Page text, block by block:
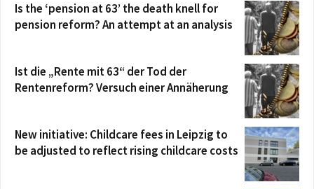
Is the ‘pension at 63’ the death knell for
pension reform? An attempt at an analysis
Ist die „Rente mit 63“ der Tod der
Rentenreform? Versuch einer Annäherung
New initiative: Childcare fees in Leipzig to
be adjusted to reflect rising childcare costs